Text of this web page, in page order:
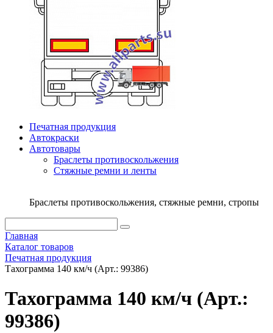
Печатная продукция
Автокраски
Автотовары
Браслеты противоскольжения
Стяжныe ремни и ленты
Браслеты противоскольжения, стяжные ремни, стропы
Главная
Каталог товаров
Печатная продукция
Тахограмма 140 км/ч (Арт.: 99386)
Тахограмма 140 км/ч (Арт.:
99386)